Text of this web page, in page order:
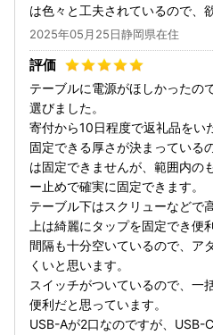
は色々と工夫されているので、
2025年05月25日静岡県在住
テーブルに電源がほしかったの
選びました。
寄付から10日程度で返礼品をい
固定できる厚さが決まっている
は固定できませんが、範囲内の
ー止めで確実に固定できます。
テーブル下はスクリューなどで
上は綺麗にタップを固定でき便
間隔も十分空いているので、ア
くいと思います。
スイッチがついているので、一
便利だと思っています。
USB-Aが2口なのですが、USB-